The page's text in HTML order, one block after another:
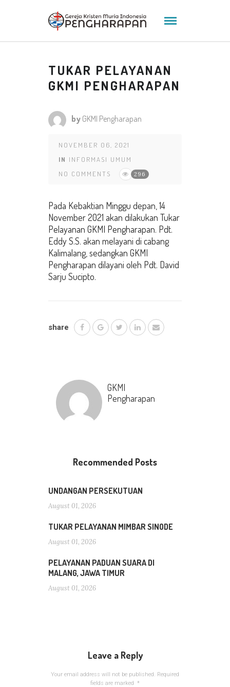
TUKAR PELAYANAN
GKMI PENGHARAPAN
by GKMI Pengharapan
NOVEMBER 06, 2021
IN INFORMASI UMUM
NO COMMENTS
296
Pada Kebaktian Minggu depan, 14
November 2021 akan dilakukan Tukar
Pelayanan GKMI Pengharapan. Pdt.
Eddy S.S. akan melayani di cabang
Kalimalang, sedangkan GKMI
Pengharapan dilayani oleh Pdt. David
Sarju Sucipto.
share
GKMI
Pengharapan
Recommended Posts
UNDANGAN PERSEKUTUAN
August 01, 2026
TUKAR PELAYANAN MIMBAR SINODE
August 01, 2026
PELAYANAN PADUAN SUARA DI
MALANG, JAWA TIMUR
August 01, 2026
Leave a Reply
Your email address will not be published. Required
fields are marked *